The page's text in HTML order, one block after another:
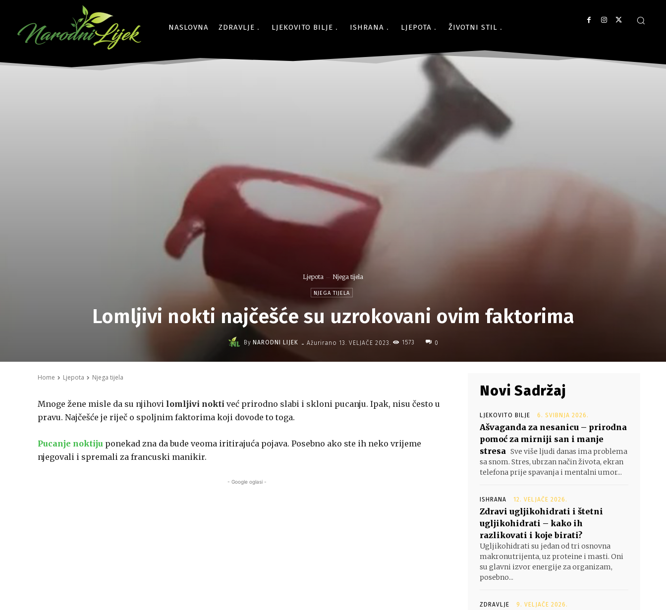
NASLOVNA ZDRAVLJE LJEKOVITO BILJE ISHRANA LJEPOTA ŽIVOTNI STIL
Ljepota Njega tijela
NJEGA TIJELA
Lomljivi nokti najčešće su uzrokovani ovim faktorima
By NARODNI LIJEK - Ažurirano 13. VELJAČE 2023. 1573 0
Home Ljepota Njega tijela
Mnoge žene misle da su njihovi lomljivi nokti već prirodno slabi i skloni pucanju. Ipak, nisu često u
pravu. Najčešće je riječ o spoljnim faktorima koji dovode to toga.
Pucanje noktiju ponekad zna da bude veoma iritirajuća pojava. Posebno ako ste ih neko vrijeme
njegovali i spremali za francuski manikir.
- Google oglasi -
Novi Sadržaj
LJEKOVITO BILJE 6. SVIBNJA 2026.
Ašvaganda za nesanicu – prirodna
pomoć za mirniji san i manje
stresa Sve više ljudi danas ima problema
sa snom. Stres, ubrzan način života, ekran
telefona prije spavanja i mentalni umor...
ISHRANA 12. VELJAČE 2026.
Zdravi ugljikohidrati i štetni
ugljikohidrati – kako ih
razlikovati i koje birati?
Ugljikohidrati su jedan od tri osnovna
makronutrijenta, uz proteine i masti. Oni
su glavni izvor energije za organizam,
posebno...
ZDRAVLJE 9. VELJAČE 2026.